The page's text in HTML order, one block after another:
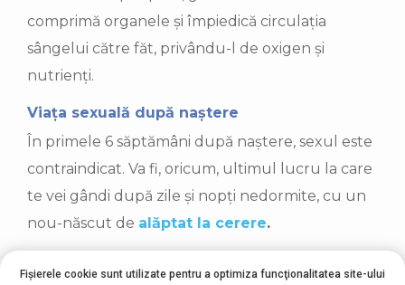
comprimă organele și împiedică circulația
sângelui către făt, privându-l de oxigen și
nutrienți.
Viața sexuală după naștere
În primele 6 săptămâni după naștere, sexul este
contraindicat. Va fi, oricum, ultimul lucru la care
te vei gândi după zile și nopți nedormite, cu un
nou-născut de alăptat la cerere.
Fișierele cookie sunt utilizate pentru a optimiza funcţionalitatea site-ului